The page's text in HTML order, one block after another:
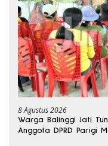
8 Agustus 2026
Warga Balinggi Jati
Anggota DPRD Parigi